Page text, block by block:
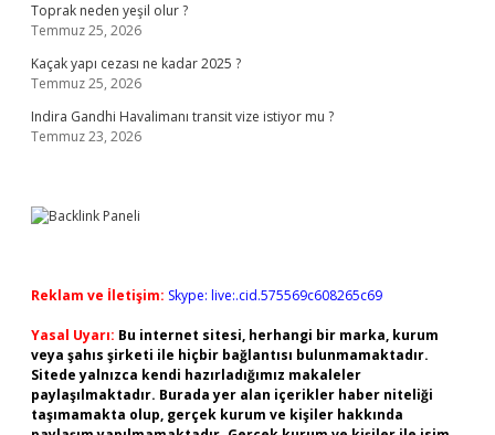
Toprak neden yeşil olur ?
Temmuz 25, 2026
Kaçak yapı cezası ne kadar 2025 ?
Temmuz 25, 2026
Indira Gandhi Havalimanı transit vize istiyor mu ?
Temmuz 23, 2026
Reklam ve İletişim: Skype: live:.cid.575569c608265c69
Yasal Uyarı: Bu internet sitesi, herhangi bir marka, kurum
veya şahıs şirketi ile hiçbir bağlantısı bulunmamaktadır.
Sitede yalnızca kendi hazırladığımız makaleler
paylaşılmaktadır. Burada yer alan içerikler haber niteliği
taşımamakta olup, gerçek kurum ve kişiler hakkında